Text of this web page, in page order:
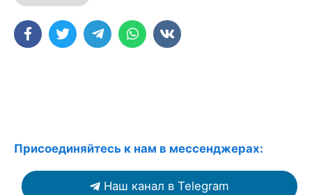
Присоединяйтесь к нам в мессенджерах:
Наш канал в Telegram